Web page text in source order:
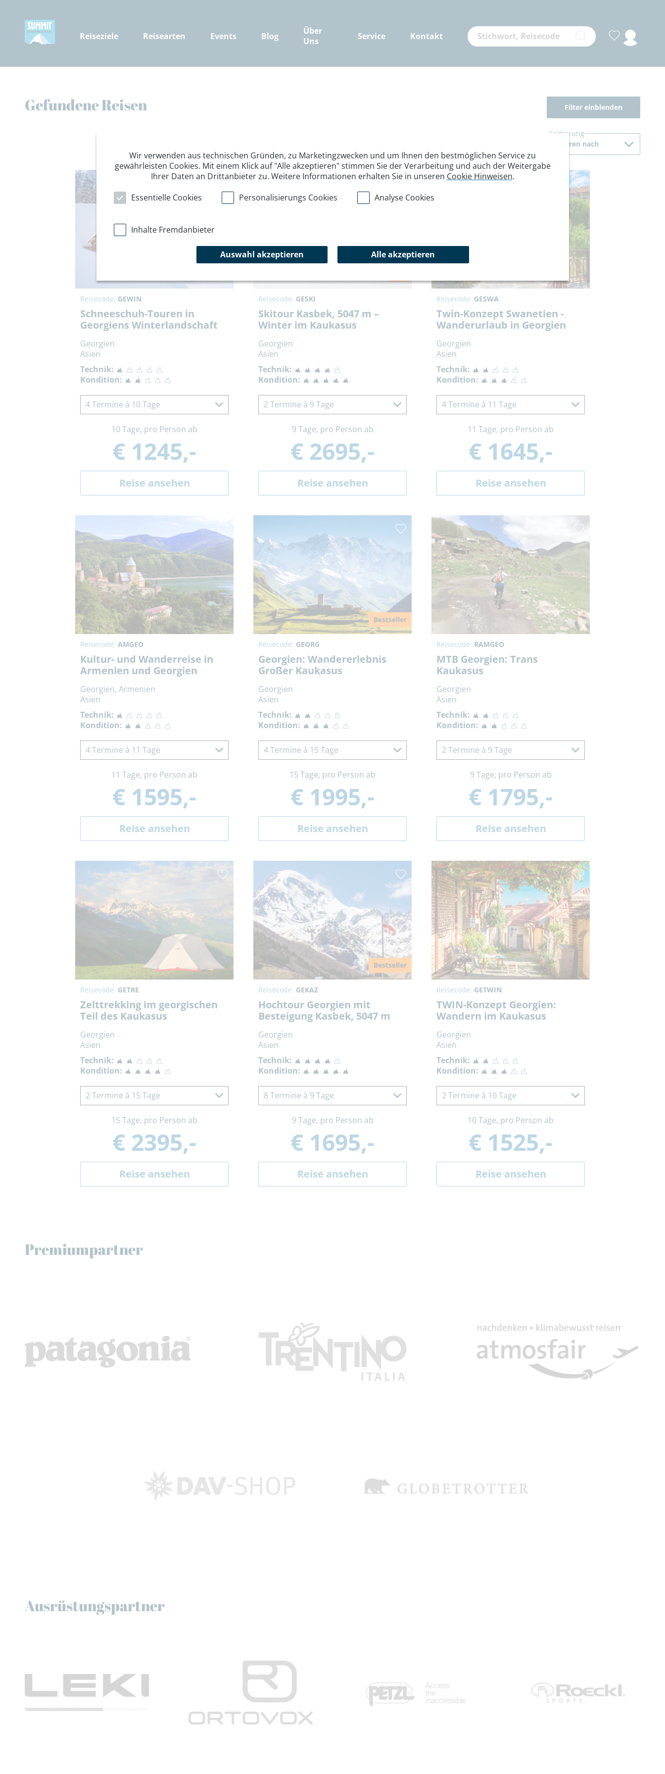
Reiseziele Reisearten Events Blog
Über
Uns
Service Kontakt
Gefundene Reisen Filter einblenden
Sortierung
Sortieren nach
Reisecode: GEWIN
Schneeschuh-Touren in
Georgiens Winterlandschaft
Georgien
Asien
Technik:
Kondition:
4 Termine à 10 Tage
10 Tage, pro Person ab
€ 1245,-
Reise ansehen
Reisecode: GESKI
Skitour Kasbek, 5047 m –
Winter im Kaukasus
Georgien
Asien
Technik:
Kondition:
2 Termine à 9 Tage
9 Tage, pro Person ab
€ 2695,-
Reise ansehen
Reisecode: GESWA
Twin-Konzept Swanetien -
Wanderurlaub in Georgien
Georgien
Asien
Technik:
Kondition:
4 Termine à 11 Tage
11 Tage, pro Person ab
€ 1645,-
Reise ansehen
Reisecode: AMGEO
Kultur- und Wanderreise in
Armenien und Georgien
Georgien, Armenien
Asien
Technik:
Kondition:
4 Termine à 11 Tage
11 Tage, pro Person ab
€ 1595,-
Reise ansehen
Bestseller
Reisecode: GEORG
Georgien: Wandererlebnis
Großer Kaukasus
Georgien
Asien
Technik:
Kondition:
4 Termine à 15 Tage
15 Tage, pro Person ab
€ 1995,-
Reise ansehen
Reisecode: RAMGEO
MTB Georgien: Trans
Kaukasus
Georgien
Asien
Technik:
Kondition:
2 Termine à 9 Tage
9 Tage, pro Person ab
€ 1795,-
Reise ansehen
Reisecode: GETRE
Zelttrekking im georgischen
Teil des Kaukasus
Georgien
Asien
Technik:
Kondition:
2 Termine à 15 Tage
15 Tage, pro Person ab
€ 2395,-
Reise ansehen
Bestseller
Reisecode: GEKAZ
Hochtour Georgien mit
Besteigung Kasbek, 5047 m
Georgien
Asien
Technik:
Kondition:
8 Termine à 9 Tage
9 Tage, pro Person ab
€ 1695,-
Reise ansehen
Reisecode: GETWIN
TWIN-Konzept Georgien:
Wandern im Kaukasus
Georgien
Asien
Technik:
Kondition:
2 Termine à 10 Tage
10 Tage, pro Person ab
€ 1525,-
Reise ansehen
Premiumpartner
Ausrüstungspartner
Wir verwenden aus technischen Gründen, zu Marketingzwecken und um Ihnen den bestmöglichen Service zu
gewährleisten Cookies. Mit einem Klick auf "Alle akzeptieren" stimmen Sie der Verarbeitung und auch der Weitergabe
Ihrer Daten an Drittanbieter zu. Weitere Informationen erhalten Sie in unseren Cookie Hinweisen.
Essentielle Cookies
Personalisierungs Cookies Analyse Cookies
Inhalte Fremdanbieter
Auswahl akzeptieren Alle akzeptieren